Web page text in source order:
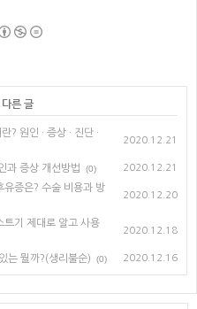
른 글
? 원인 · 증상 · 진단 ·
2020.12.21
과 증상 개선방법 (0) 2020.12.21
증은? 수술 비용과 방
2020.12.20
트기 제대로 알고 사용
2020.12.18
는 뭘까?(생리불순) (0) 2020.12.16